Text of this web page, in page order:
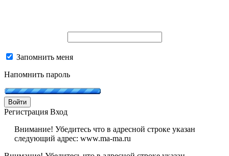
Запомнить меня
Напомнить пароль
Войти
Регистрация Вход
Внимание! Убедитесь что в адресной строке указан
следующий адрес: www.ma-ma.ru